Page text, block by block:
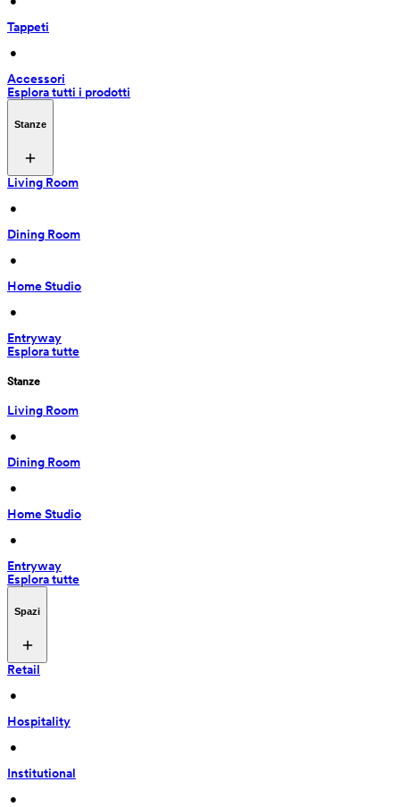
Tappeti
•
Accessori
Esplora tutti i prodotti
Stanze
Living Room
•
Dining Room
•
Home Studio
•
Entryway
Esplora tutte
Stanze
Living Room
•
Dining Room
•
Home Studio
•
Entryway
Esplora tutte
Spazi
Retail
•
Hospitality
•
Institutional
•